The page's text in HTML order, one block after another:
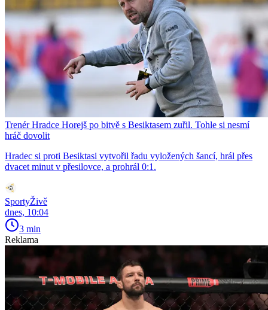
Trenér Hradce Horejš po bitvě s Besiktasem zuřil. Tohle si nesmí
hráč dovolit
Hradec si proti Besiktasi vytvořil řadu vyložených šancí, hrál přes
dvacet minut v přesilovce, a prohrál 0:1.
SportyŽivě
dnes, 10:04
3 min
Reklama